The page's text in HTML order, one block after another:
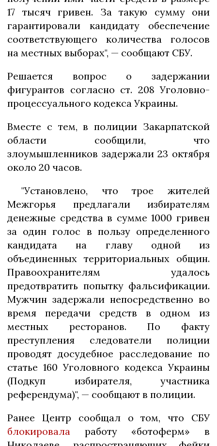
17 тысяч гривен. За такую ​​сумму они
гарантировали кандидату обеспечение
соответствующего количества голосов
на местных выборах", — сообщают СБУ.
Решается вопрос о задержании
фигурантов согласно ст. 208 Уголовно-
процессуального кодекса Украины.
Вместе с тем, в полиции Закарпатской
области сообщили, что
злоумышленников задержали 23 октября
около 20 часов.
"Установлено, что трое жителей
Межгорья предлагали избирателям
денежные средства в сумме 1000 гривен
за один голос в пользу определенного
кандидата на главу одной из
объединенных территориальных общин.
Правоохранителям удалось
предотвратить попытку фальсификации.
Мужчин задержали непосредственно во
время передачи средств в одном из
местных ресторанов. По факту
преступления следователи полиции
проводят досудебное расследование по
статье 160 Уголовного кодекса Украины
(Подкуп избирателя, участника
референдума)", — сообщают в полиции.
Ранее Центр сообщал о том, что СБУ
блокировала работу «ботоферм» в